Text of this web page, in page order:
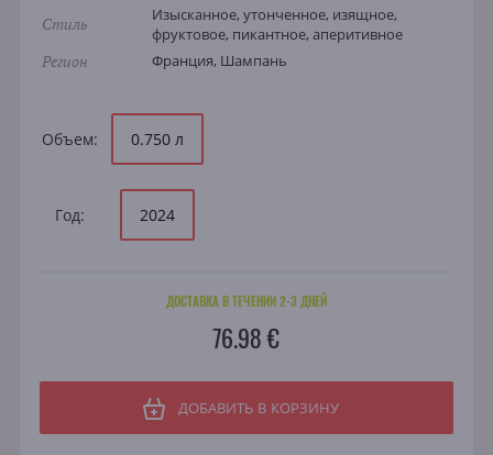
Стиль
Изысканное, утонченное, изящное,
фруктовое, пикантное, аперитивное
Регион Франция, Шампань
Объем: 0.750 л
Год: 2024
ДОСТАВКА В ТЕЧЕНИИ 2-3 ДНЕЙ
76.98 €
ДОБАВИТЬ В КОРЗИНУ